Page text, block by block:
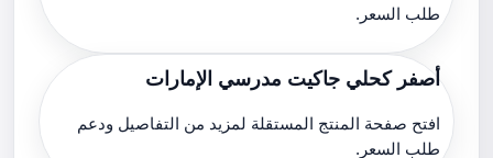
طلب السعر.
أصفر كحلي جاكيت مدرسي الإمارات
افتح صفحة المنتج المستقلة لمزيد من التفاصيل ودعم
طلب السعر.